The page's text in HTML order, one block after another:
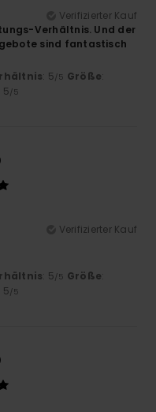
Verifizierter Kauf
Verhältnis. Und der
sind fantastisch
: 5/5 Größe:
5/5
Verifizierter Kauf
: 5/5 Größe:
5/5